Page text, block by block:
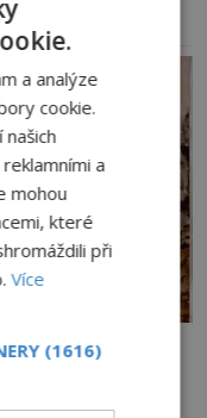
děsí
a analýze
cookie.
a
mohou
které
při
Více
(1616)